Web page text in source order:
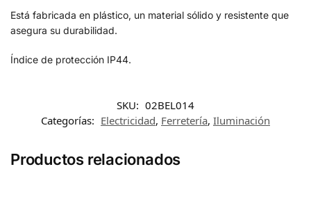
Está fabricada en plástico, un material sólido y resistente que
asegura su durabilidad.
Índice de protección IP44.
SKU: 02BEL014
Categorías: Electricidad, Ferretería, Iluminación
Productos relacionados